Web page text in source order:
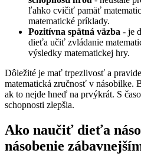
ľahko cvičiť pamäť
matematické príklady.
Pozitívna spätná väzba - je
dieťa učiť zvládanie
výsledky matematickej hry.
Dôležité je mať trpezlivosť a
matematická zručnosť v násobilke.
ak to nejde hneď na prvýkrát. S
schopnosti zlepšia.
Ako naučiť dieťa
násobenie